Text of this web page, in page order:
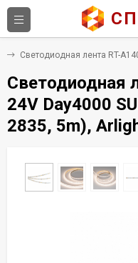
Светодиодная лента RT-
Светодиодная
24V Day4000
2835, 5m),